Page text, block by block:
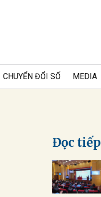
CHUYỂN ĐỔI SỐ MEDIA
Đọc tiếp
Gửi